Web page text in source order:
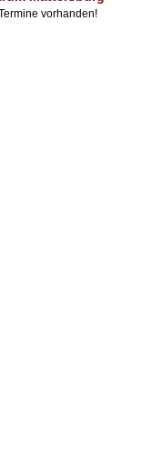
vorhanden!